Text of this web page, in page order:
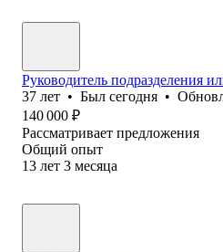
Руководитель подразделения
37 лет • Был сегодня •
140 000 ₽
Рассматривает предложения
Общий опыт
13 лет 3 месяца